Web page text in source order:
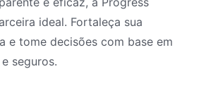
ideal. Fortaleça sua
e tome decisões com base em
seguros.